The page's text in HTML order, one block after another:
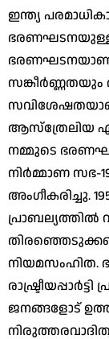
ഇന്ത്യ
ഭരണഘടനയുള്ള
ഭരണഘടനയാണ്
ആസ്ത്രേലിയ
നമ്മുടെ
നിര്‍മ്മാണ സഭ-
അംഗീകരിച്ചു.
പ്രാബല്യത്തില്‍
നിയമസംഹിത.
ജനങ്ങളോട്